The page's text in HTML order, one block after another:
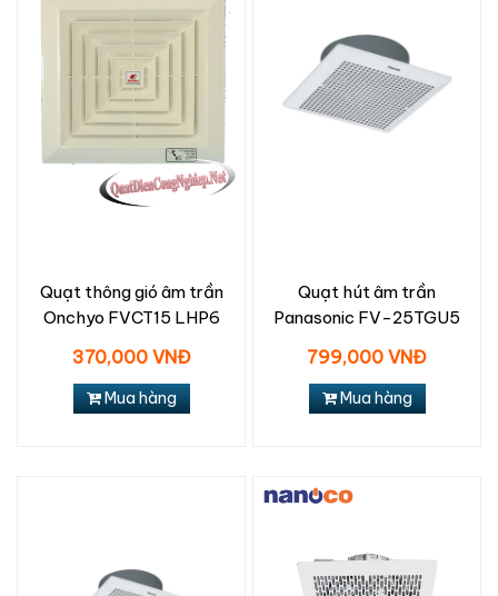
Quạt thông gió âm trần
Onchyo FVCT15 LHP6
370,000 VNĐ
Mua hàng
Quạt hút âm trần
Panasonic FV-25TGU5
799,000 VNĐ
Mua hàng